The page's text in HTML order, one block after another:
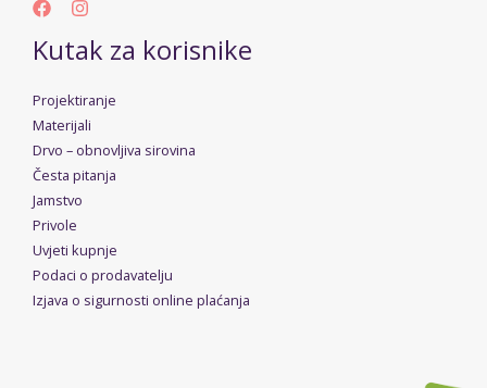
Kutak za korisnike
Projektiranje
Materijali
Drvo – obnovljiva sirovina
Česta pitanja
Jamstvo
Privole
Uvjeti kupnje
Podaci o prodavatelju
Izjava o sigurnosti online plaćanja